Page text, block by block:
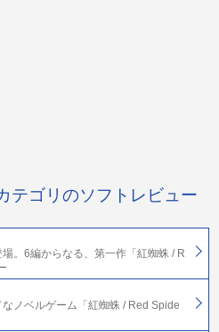
テゴリのソフトレビュー
。6編からなる、第一作「紅蜘蛛 / R
ノベルゲーム「紅蜘蛛 / Red Spide